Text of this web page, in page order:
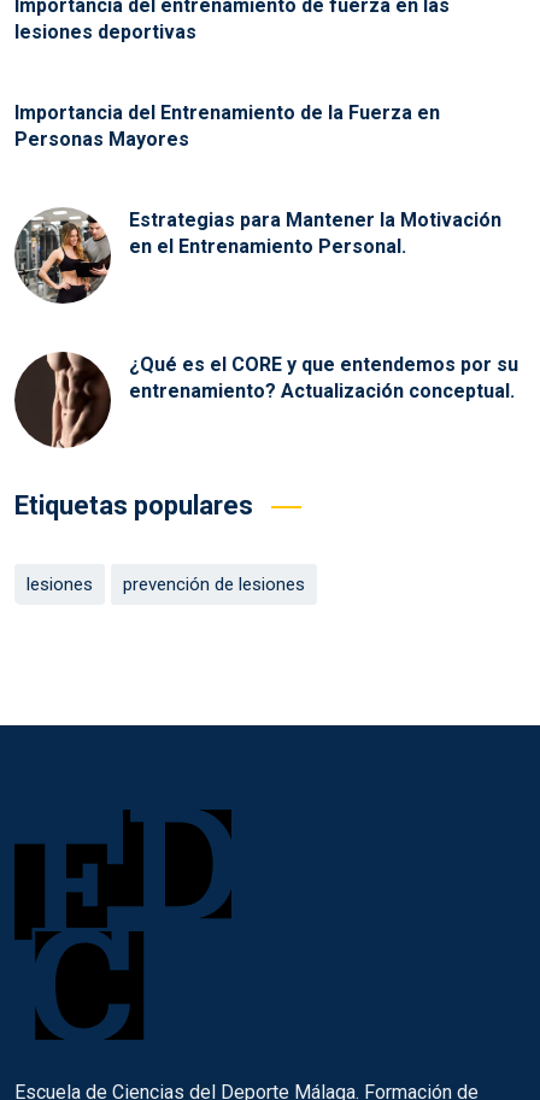
Importancia del entrenamiento de fuerza en las
lesiones deportivas
Importancia del Entrenamiento de la Fuerza en
Personas Mayores
Estrategias para Mantener la Motivación
en el Entrenamiento Personal.
¿Qué es el CORE y que entendemos por su
entrenamiento? Actualización conceptual.
Etiquetas populares
lesiones prevención de lesiones
Escuela de Ciencias del Deporte Málaga. Formación de